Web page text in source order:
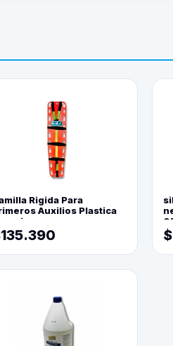
Rigida Para
Auxilios Plastica